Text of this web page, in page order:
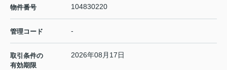
物件番号 104830220
管理コード -
取引条件の
有効期限
2026年08月17日